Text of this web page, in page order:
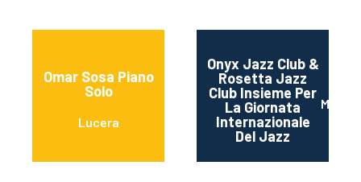
Omar Sosa Piano
Solo
Lucera
Onyx Jazz Club &
Rosetta Jazz
Club Insieme Per
La Giornata
Internazionale
Del Jazz
Matera